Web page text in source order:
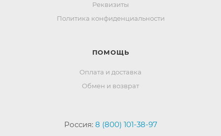
Реквизиты
Политика конфиденциальности
ПОМОЩЬ
Оплата и доставка
Обмен и возврат
Россия: 8 (800) 101-38-97